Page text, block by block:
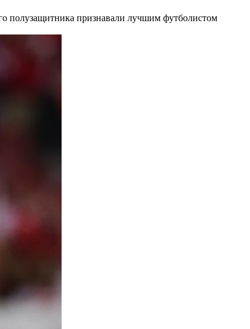
полузащитника признавали лучшим футболистом